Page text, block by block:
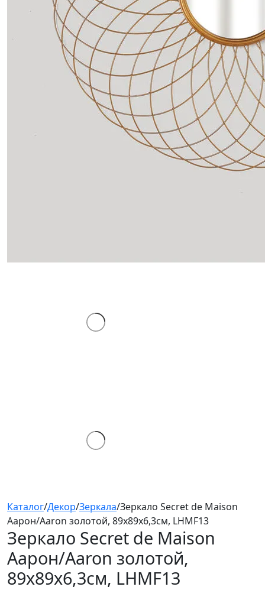
Каталог/Декор/Зеркала/Зеркало Secret de Maison
Аарон/Aaron золотой, 89x89x6,3см, LHMF13
Зеркало Secret de Maison
Аарон/Aaron золотой,
89x89x6,3см, LHMF13